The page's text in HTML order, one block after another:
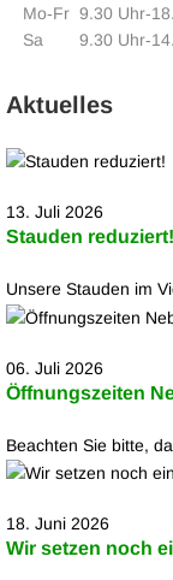
Mo‑Fr 9.30
Sa
9.30
Aktuelles
13. Juli 2026
Stauden reduziert!
Unsere Stauden im
06. Juli 2026
Öffnungszeiten
Beachten Sie bitte,
18. Juni 2026
Wir setzen noch